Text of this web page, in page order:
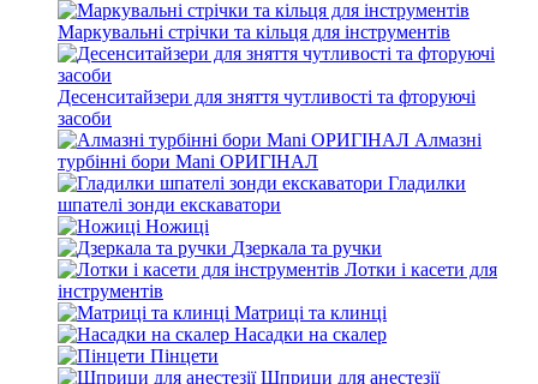
Маркувальні стрічки та кільця для інструментів
Десенситайзери для зняття чутливості та фторуючі
засоби
Алмазні
турбінні бори Mani ОРИГІНАЛ
Гладилки
шпателі зонди екскаватори
Ножиці
Дзеркала та ручки
Лотки і касети для
інструментів
Матриці та клинці
Насадки на скалер
Пінцети
Шприци для анестезії